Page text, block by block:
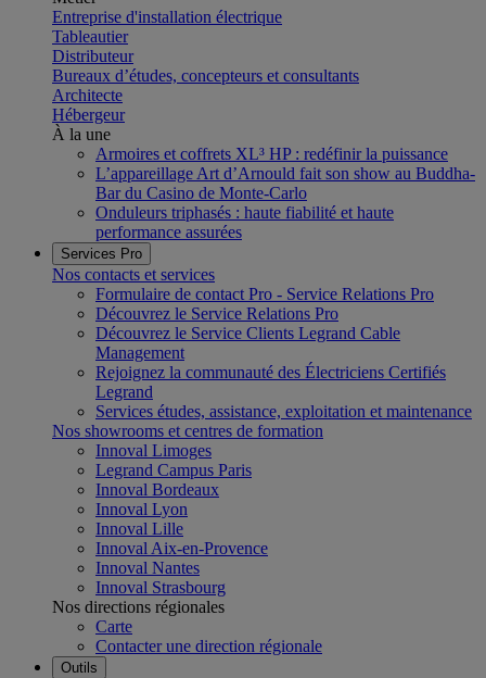
Entreprise d'installation électrique
Tableautier
Distributeur
Bureaux d’études, concepteurs et consultants
Architecte
Hébergeur
À la une
Armoires et coffrets XL³ HP : redéfinir la puissance
L’appareillage Art d’Arnould fait son show au Buddha-
Bar du Casino de Monte-Carlo
Onduleurs triphasés : haute fiabilité et haute
performance assurées
Services Pro
Nos contacts et services
Formulaire de contact Pro - Service Relations Pro
Découvrez le Service Relations Pro
Découvrez le Service Clients Legrand Cable
Management
Rejoignez la communauté des Électriciens Certifiés
Legrand
Services études, assistance, exploitation et maintenance
Nos showrooms et centres de formation
Innoval Limoges
Legrand Campus Paris
Innoval Bordeaux
Innoval Lyon
Innoval Lille
Innoval Aix-en-Provence
Innoval Nantes
Innoval Strasbourg
Nos directions régionales
Carte
Contacter une direction régionale
Outils